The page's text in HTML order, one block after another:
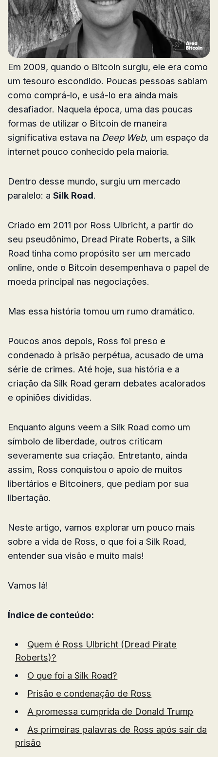
Em 2009, quando o Bitcoin surgiu, ele era como
um tesouro escondido. Poucas pessoas sabiam
como comprá-lo, e usá-lo era ainda mais
desafiador. Naquela época, uma das poucas
formas de utilizar o Bitcoin de maneira
significativa estava na Deep Web, um espaço da
internet pouco conhecido pela maioria.
Dentro desse mundo, surgiu um mercado
paralelo: a Silk Road.
Criado em 2011 por Ross Ulbricht, a partir do
seu pseudônimo, Dread Pirate Roberts, a Silk
Road tinha como propósito ser um mercado
online, onde o Bitcoin desempenhava o papel de
moeda principal nas negociações.
Mas essa história tomou um rumo dramático.
Poucos anos depois, Ross foi preso e
condenado à prisão perpétua, acusado de uma
série de crimes. Até hoje, sua história e a
criação da Silk Road geram debates acalorados
e opiniões divididas.
Enquanto alguns veem a Silk Road como um
símbolo de liberdade, outros criticam
severamente sua criação. Entretanto, ainda
assim, Ross conquistou o apoio de muitos
libertários e Bitcoiners, que pediam por sua
libertação.
Neste artigo, vamos explorar um pouco mais
sobre a vida de Ross, o que foi a Silk Road,
entender sua visão e muito mais!
Vamos lá!
Índice de conteúdo:
Quem é Ross Ulbricht (Dread Pirate
Roberts)?
O que foi a Silk Road?
Prisão e condenação de Ross
A promessa cumprida de Donald Trump
As primeiras palavras de Ross após sair da
prisão